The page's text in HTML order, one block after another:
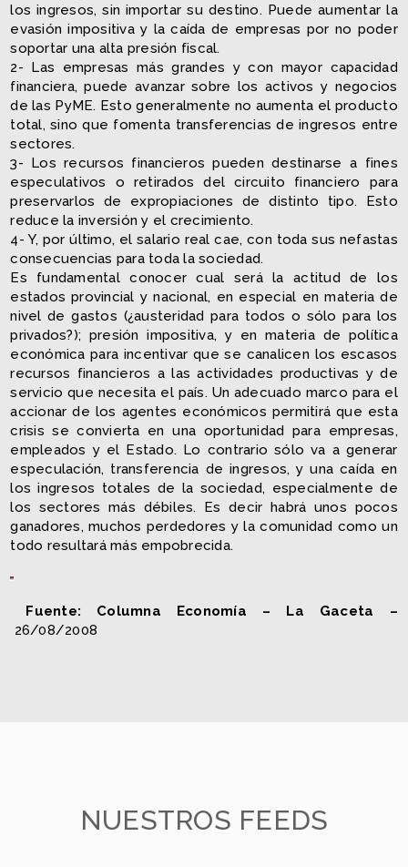
los ingresos, sin importar su destino. Puede aumentar la
evasión impositiva y la caída de empresas por no poder
soportar una alta presión fiscal.
2- Las empresas más grandes y con mayor capacidad
financiera, puede avanzar sobre los activos y negocios
de las PyME. Esto generalmente no aumenta el producto
total, sino que fomenta transferencias de ingresos entre
sectores.
3- Los recursos financieros pueden destinarse a fines
especulativos o retirados del circuito financiero para
preservarlos de expropiaciones de distinto tipo. Esto
reduce la inversión y el crecimiento.
4- Y, por último, el salario real cae, con toda sus nefastas
consecuencias para toda la sociedad.
Es fundamental conocer cual será la actitud de los
estados provincial y nacional, en especial en materia de
nivel de gastos (¿austeridad para todos o sólo para los
privados?); presión impositiva, y en materia de política
económica para incentivar que se canalicen los escasos
recursos financieros a las actividades productivas y de
servicio que necesita el país. Un adecuado marco para el
accionar de los agentes económicos permitirá que esta
crisis se convierta en una oportunidad para empresas,
empleados y el Estado. Lo contrario sólo va a generar
especulación, transferencia de ingresos, y una caída en
los ingresos totales de la sociedad, especialmente de
los sectores más débiles. Es decir habrá unos pocos
ganadores, muchos perdedores y la comunidad como un
todo resultará más empobrecida.
Fuente: Columna Economía – La Gaceta –
26/08/2008
NUESTROS FEEDS